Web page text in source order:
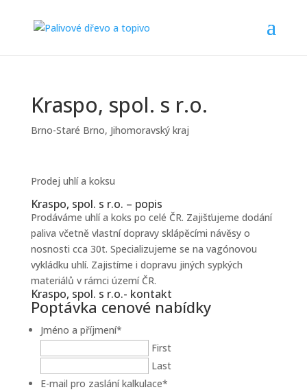
Kraspo, spol. s r.o.
Brno-Staré Brno, Jihomoravský kraj
Prodej uhlí a koksu
Kraspo, spol. s r.o. – popis
Prodáváme uhlí a koks po celé ČR. Zajišťujeme dodání
paliva včetně vlastní dopravy sklápěcími návěsy o
nosnosti cca 30t. Specializujeme se na vagónovou
vykládku uhlí. Zajistíme i dopravu jiných sypkých
materiálů v rámci území ČR.
Kraspo, spol. s r.o.- kontakt
Poptávka cenové nabídky
Jméno a příjmení*
First
Last
E-mail pro zaslání kalkulace*